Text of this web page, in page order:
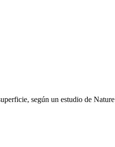
según un estudio de Nature